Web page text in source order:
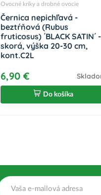
Ovocné kríky a drobné ovocie
Černica nepichľavá -
beztŕňová (Rubus
fruticosus) ´BLACK SATIN´ -
skorá, výška 20-30 cm,
kont.C2L
6,90 €
Do košíka